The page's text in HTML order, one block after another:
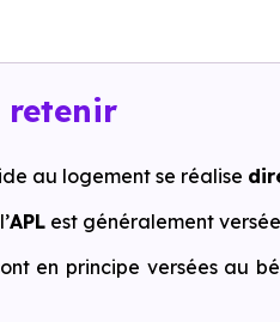
retenir
au logement se réalise
APL est généralement
en principe versées au